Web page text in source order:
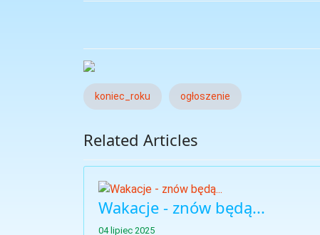
koniec_roku ogłoszenie
Related Articles
Wakacje - znów będą...
04 lipiec 2025